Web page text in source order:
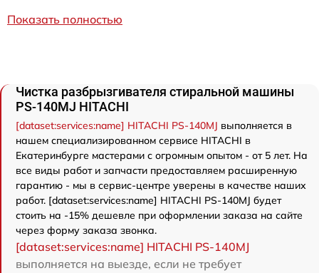
Показать полностью
Чистка разбрызгивателя стиральной машины
PS-140MJ HITACHI
[dataset:services:name] HITACHI PS-140MJ выполняется в
нашем специализированном сервисе HITACHI в
Екатеринбурге мастерами с огромным опытом - от 5 лет. На
все виды работ и запчасти предоставляем расширенную
гарантию - мы в сервис-центре уверены в качестве наших
работ. [dataset:services:name] HITACHI PS-140MJ будет
стоить на -15% дешевле при оформлении заказа на сайте
через форму заказа звонка.
[dataset:services:name] HITACHI PS-140MJ
выполняется на выезде, если не требует